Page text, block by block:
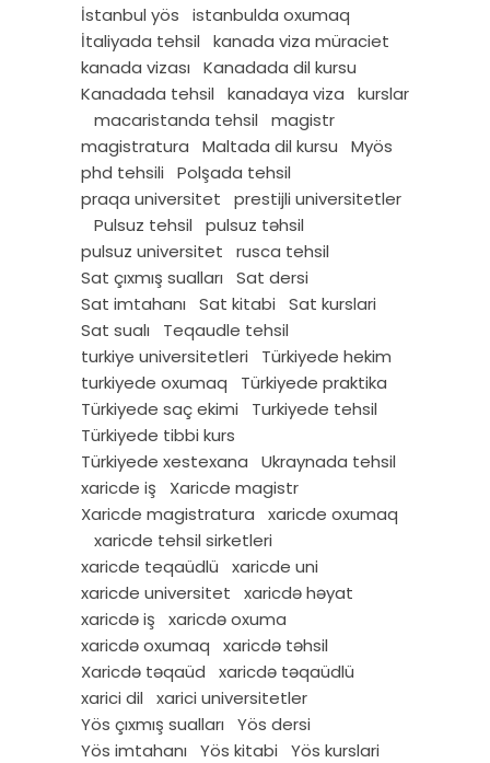
İstanbul yös
istanbulda oxumaq
İtaliyada tehsil
kanada viza müraciet
kanada vizası
Kanadada dil kursu
Kanadada tehsil
kanadaya viza
kurslar
macaristanda tehsil
magistr
magistratura
Maltada dil kursu
Myös
phd tehsili
Polşada tehsil
praqa universitet
prestijli universitetler
Pulsuz tehsil
pulsuz təhsil
pulsuz universitet
rusca tehsil
Sat çıxmış sualları
Sat dersi
Sat imtahanı
Sat kitabi
Sat kurslari
Sat sualı
Teqaudle tehsil
turkiye universitetleri
Türkiyede hekim
turkiyede oxumaq
Türkiyede praktika
Türkiyede saç ekimi
Turkiyede tehsil
Türkiyede tibbi kurs
Türkiyede xestexana
Ukraynada tehsil
xaricde iş
Xaricde magistr
Xaricde magistratura
xaricde oxumaq
xaricde tehsil sirketleri
xaricde teqaüdlü
xaricde uni
xaricde universitet
xaricdə həyat
xaricdə iş
xaricdə oxuma
xaricdə oxumaq
xaricdə təhsil
Xaricdə təqaüd
xaricdə təqaüdlü
xarici dil
xarici universitetler
Yös çıxmış sualları
Yös dersi
Yös imtahanı
Yös kitabi
Yös kurslari